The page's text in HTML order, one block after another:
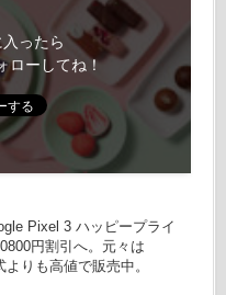
ったら
ローしてね！
Pixel 3 ハッピープライ
円割引へ。元々は
りも高値で販売中。